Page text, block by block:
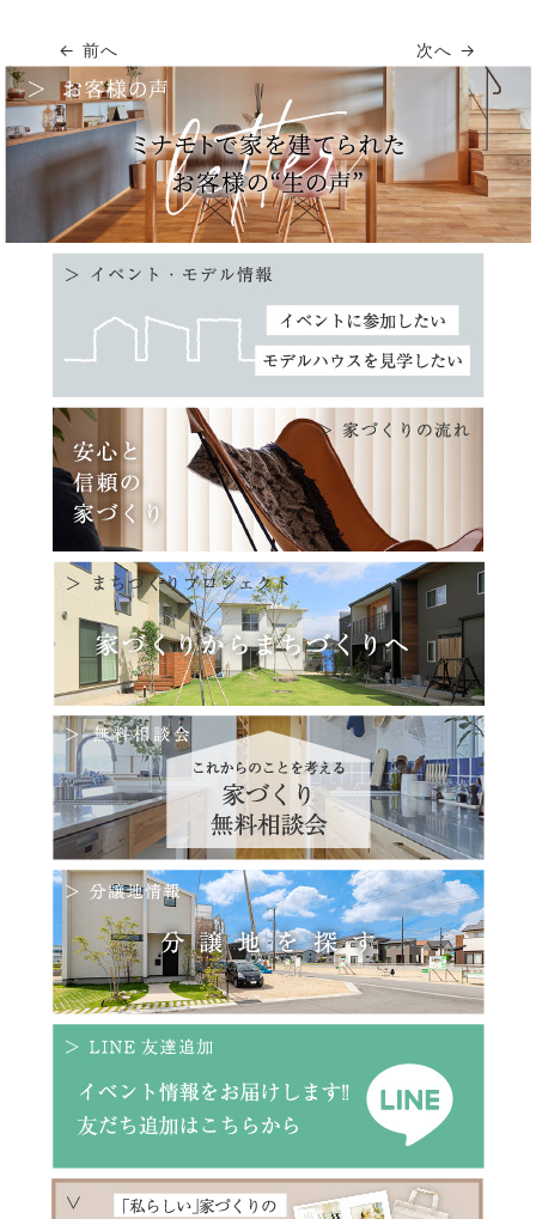
← 前へ 次へ →